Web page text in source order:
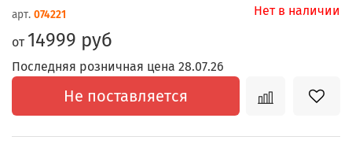
арт. 074221 Нет в наличии
от 14999 руб
Последняя розничная цена 28.07.26
Не поставляется